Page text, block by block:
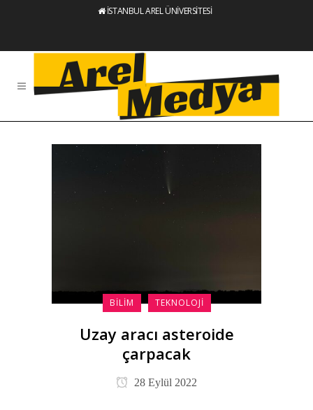
İSTANBUL AREL ÜNİVERSİTESİ
BILIM TEKNOLOJI
Uzay aracı asteroide
çarpacak
28 Eylül 2022